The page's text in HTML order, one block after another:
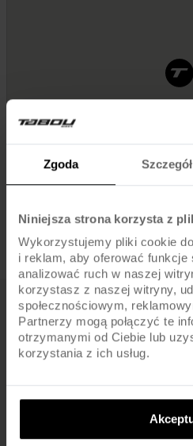
Zgoda
Niniejsza strona korzysta z
Wykorzystujemy pliki cookie
i reklam, aby oferować funkcje
analizować ruch w naszej
korzystasz z naszej witryny,
społecznościowym,
Partnerzy mogą połączyć te
otrzymanymi od Ciebie lub
korzystania z ich usług.
FIRMA
O nas
Kontakt